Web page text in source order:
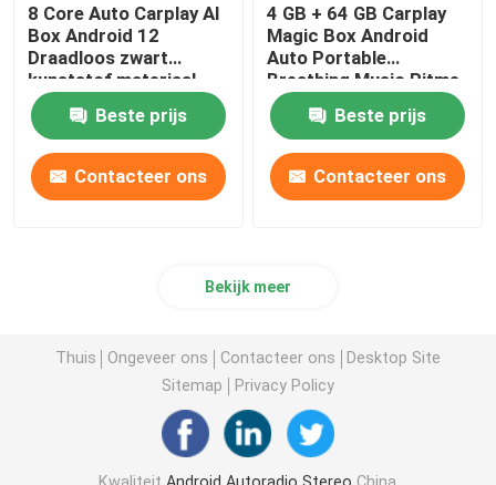
8 Core Auto Carplay AI
Box Android 12
Draadloos zwart
kunststof materiaal
Beste prijs
Contacteer ons
4 GB + 64 GB Carplay
Magic Box Android
Auto Portable
Breathing Music Ritme
Sfeer
Beste prijs
Contacteer ons
Bekijk meer
Thuis Ongeveer ons Contacteer ons
Desktop Site
Sitemap
Privacy Policy